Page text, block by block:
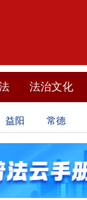
法治文化
益阳 常德